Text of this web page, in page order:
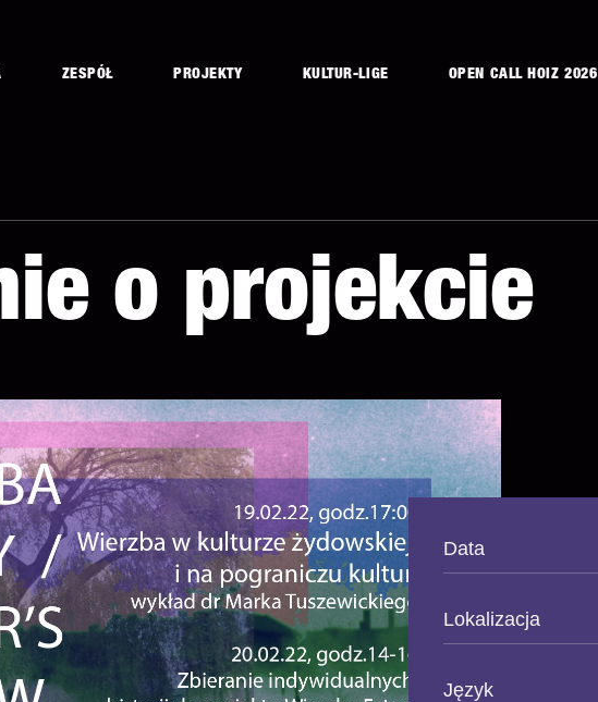
ZESPÓŁ PROJEKTY KULTUR-LIGE OPEN CALL HOIZ 2026
o projekcie
Data
Lokalizacja
Język